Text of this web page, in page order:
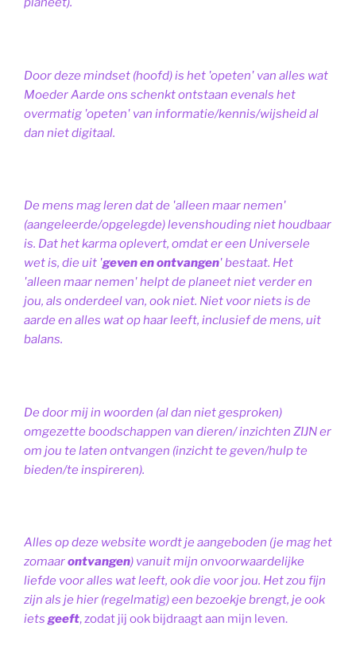
Door deze mindset (hoofd) is het 'opeten' van alles wat
Moeder Aarde ons schenkt ontstaan evenals het
overmatig 'opeten' van informatie/kennis/wijsheid al
dan niet digitaal.
De mens mag leren dat de 'alleen maar nemen'
(aangeleerde/opgelegde) levenshouding niet houdbaar
is. Dat het karma oplevert, omdat er een Universele
wet is, die uit 'geven en ontvangen' bestaat. Het
'alleen maar nemen' helpt de planeet niet verder en
jou, als onderdeel van, ook niet. Niet voor niets is de
aarde en alles wat op haar leeft, inclusief de mens, uit
balans.
De door mij in woorden (al dan niet gesproken)
omgezette boodschappen van dieren/ inzichten ZIJN er
om jou te laten ontvangen (inzicht te geven/hulp te
bieden/te inspireren).
Alles op deze website wordt je aangeboden (je mag het
zomaarontvangen) vanuit mijn onvoorwaardelijke
liefde voor alles wat leeft, ook die voor jou. Het zou fijn
zijn als je hier (regelmatig) een bezoekje brengt, je ook
iets geeft, zodat jij ook bijdraagt aan mijn leven.